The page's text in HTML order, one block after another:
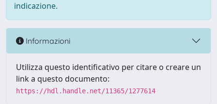
indicazione.
Informazioni
Utilizza questo identificativo per citare o creare un
link a questo documento:
https://hdl.handle.net/11365/1277614